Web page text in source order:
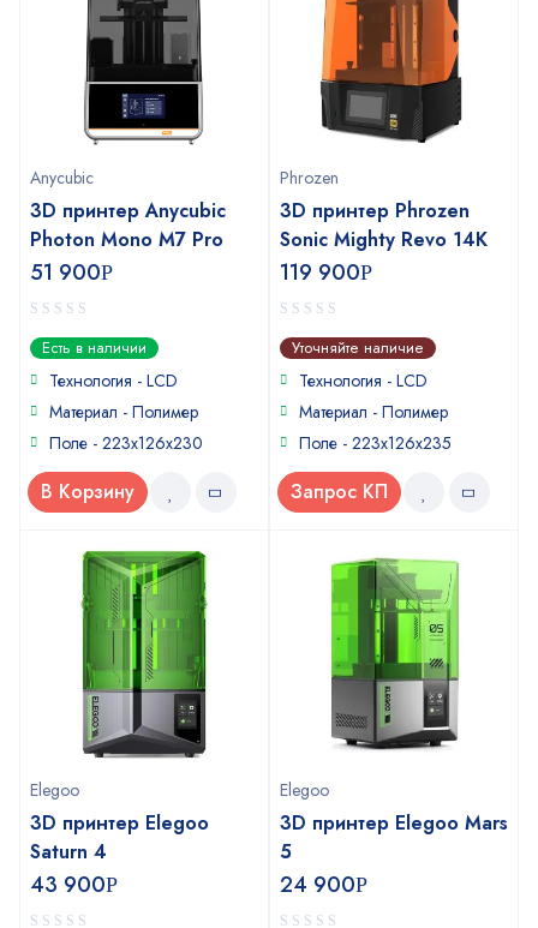
Anycubic
3D принтер Anycubic
Photon Mono M7 Pro
51 900Р
0
out
of
Есть в наличии
Технология - LCD
Материал - Полимер
Поле - 223х126х230
В Корзину
Phrozen
3D принтер Phrozen
Sonic Mighty Revo 14K
119 900Р
0
out
of
Уточняйте наличие
Технология - LCD
Материал - Полимер
Поле - 223x126x235
Запрос КП
Elegoo
3D принтер Elegoo
Saturn 4
43 900Р
Elegoo
3D принтер Elegoo Mars
5
24 900Р